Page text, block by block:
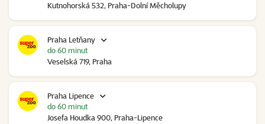
Kutnohorská 532, Praha-Dolní Měcholupy
Praha Letňany
Veselská 719, Praha
do 60 minut
Praha Lipence
Josefa Houdka 900, Praha-Lipence
do 60 minut